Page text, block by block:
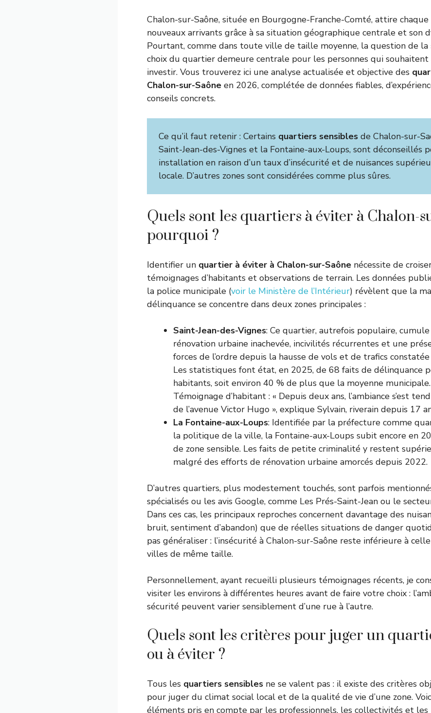
Chalon-sur-Saône, située en Bourgogne-Franche-Comté, attire chaque
nouveaux arrivants grâce à sa situation géographique centrale et son
Pourtant, comme dans toute ville de taille moyenne, la question de la
choix du quartier demeure centrale pour les personnes qui souhaitent
investir. Vous trouverez ici une analyse actualisée et objective des
Chalon-sur-Saône en 2026, complétée de données fiables,
conseils concrets.
Ce qu’il faut retenir : Certains quartiers sensibles de Chalon-sur-
Saint-Jean-des-Vignes et la Fontaine-aux-Loups, sont déconseillés
installation en raison d’un taux d’insécurité et de nuisances
locale. D’autres zones sont considérées comme plus sûres.
Quels sont les quartiers à éviter à Chalon-
pourquoi ?
Identifier un quartier à éviter à Chalon-sur-Saône nécessite de
témoignages d’habitants et observations de terrain. Les données
la police municipale (voir le Ministère de l’Intérieur) révèlent que la
délinquance se concentre dans deux zones principales :
Saint-Jean-des-Vignes: Ce quartier, autrefois populaire,
rénovation urbaine inachevée, incivilités récurrentes et une
forces de l’ordre depuis la hausse de vols et de trafics
Les statistiques font état, en 2025, de 68 faits de délinquance
habitants, soit environ 40 % de plus que la moyenne municipale.
Témoignage d’habitant : « Depuis deux ans, l’ambiance s’est
de l’avenue Victor Hugo », explique Sylvain, riverain depuis 17
La Fontaine-aux-Loups: Identifiée par la préfecture comme
la politique de la ville, la Fontaine-aux-Loups subit encore en
de zone sensible. Les faits de petite criminalité y restent
malgré des efforts de rénovation urbaine amorcés depuis 2022.
D’autres quartiers, plus modestement touchés, sont parfois
spécialisés ou les avis Google, comme Les Prés-Saint-Jean ou le
Dans ces cas, les principaux reproches concernent davantage des
bruit, sentiment d’abandon) que de réelles situations de danger
pas généraliser : l’insécurité à Chalon-sur-Saône reste inférieure à
villes de même taille.
Personnellement, ayant recueilli plusieurs témoignages récents, je
visiter les environs à différentes heures avant de faire votre choix :
sécurité peuvent varier sensiblement d’une rue à l’autre.
Quels sont les critères pour juger un
ou à éviter ?
Tous les quartiers sensibles ne se valent pas : il existe des critères
pour juger du climat social local et de la qualité de vie d’une zone.
éléments pris en compte par les professionnels, les collectivités et les